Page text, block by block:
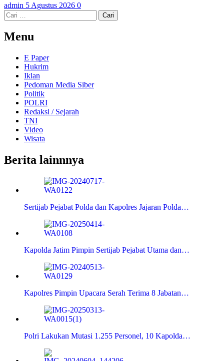
admin 5 Agustus 2026 0
Cari
untuk:
Menu
E Paper
Hukrim
Iklan
Pedoman Media Siber
Politik
POLRI
Redaksi / Sejarah
TNI
Video
Wisata
Berita lainnnya
Sertijab Pejabat Polda dan Kapolres Jajaran Polda…
Kapolda Jatim Pimpin Sertijab Pejabat Utama dan…
Kapolres Pimpin Upacara Serah Terima 8 Jabatan…
Polri Lakukan Mutasi 1.255 Personel, 10 Kapolda…